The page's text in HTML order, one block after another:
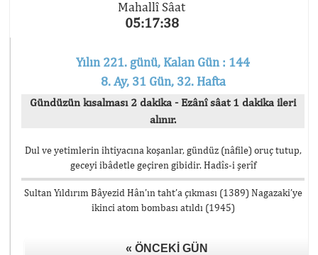
Mahallî Sâat
05:17:38
Yılın 221. günü, Kalan Gün : 144
8. Ay, 31 Gün, 32. Hafta
Gündüzün kısalması 2 dakika - Ezânî sâat 1 dakika ileri
alınır.
Dul ve yetimlerin ihtiyacına koşanlar, gündüz (nâfile) oruç tutup,
geceyi ibâdetle geçiren gibidir. Hadîs-i şerîf
Sultan Yıldırım Bâyezid Hân’ın taht’a çıkması (1389) Nagazaki’ye
ikinci atom bombası atıldı (1945)
« ÖNCEKI GÜN